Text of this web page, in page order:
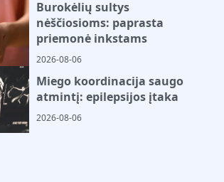
Burokėlių sultys
nėščiosioms: paprasta
priemonė inkstams
2026-08-06
Miego koordinacija saugo
atmintį: epilepsijos įtaka
2026-08-06